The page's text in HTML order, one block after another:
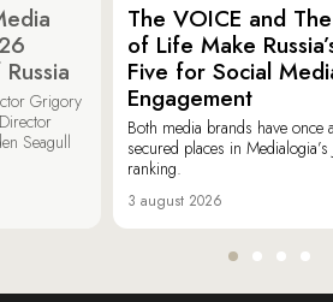
Grigory
Seagull
The VOICE and
of Life Make
Five for Social
Engagement
Both media brands have once
secured places in Medialogia’s
ranking.
3 august 2026